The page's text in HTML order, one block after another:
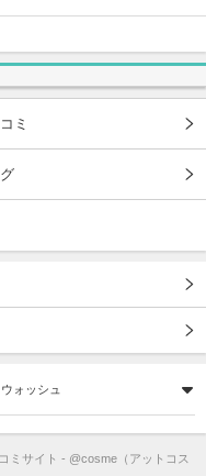
ミ
ォッシュ
ミサイト - @cosme（アットコス